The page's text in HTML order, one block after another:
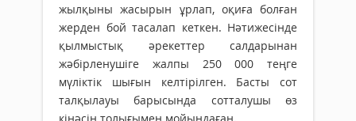
жылқыны жасырын ұрлап, оқиға болған
жерден бой тасалап кеткен. Нәтижесінде
қылмыстық әрекеттер салдарынан
жәбірленушіге жалпы 250 000 теңге
мүліктік шығын келтірілген. Басты сот
талқылауы барысында сотталушы өз